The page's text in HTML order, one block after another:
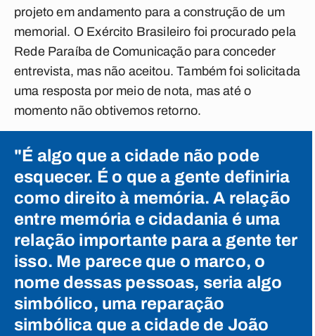
projeto em andamento para a construção de um
memorial. O Exército Brasileiro foi procurado pela
Rede Paraíba de Comunicação para conceder
entrevista, mas não aceitou. Também foi solicitada
uma resposta por meio de nota, mas até o
momento não obtivemos retorno.
"É algo que a cidade não pode
esquecer. É o que a gente definiria
como direito à memória. A relação
entre memória e cidadania é uma
relação importante para a gente ter
isso. Me parece que o marco, o
nome dessas pessoas, seria algo
simbólico, uma reparação
simbólica que a cidade de João